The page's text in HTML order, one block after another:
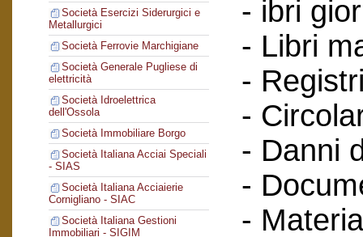
Società Esercizi Siderurgici e
Metallurgici
Società Ferrovie Marchigiane
Società Generale Pugliese di
elettricità
Società Idroelettrica
dell'Ossola
Società Immobiliare Borgo
Società Italiana Acciai Speciali
- SIAS
Società Italiana Acciaierie
Cornigliano - SIAC
Società Italiana Gestioni
Immobiliari - SIGIM
- ibri
- Libri
-
-
- Danni
-
-